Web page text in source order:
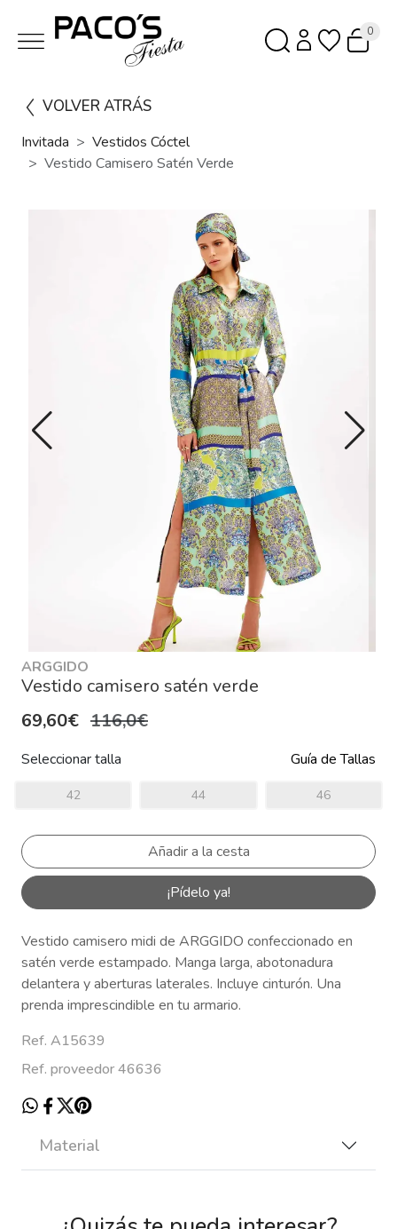
0
VOLVER ATRÁS
Invitada
Vestidos Cóctel
Vestido Camisero Satén Verde
ARGGIDO
Vestido camisero satén verde
69,60€ 116,0€
Seleccionar talla Guía de Tallas
42 44 46
¡Pídelo ya!
Vestido camisero midi de ARGGIDO confeccionado en
satén verde estampado. Manga larga, abotonadura
delantera y aberturas laterales. Incluye cinturón. Una
prenda imprescindible en tu armario.
Ref. A15639
Ref. proveedor 46636
Material